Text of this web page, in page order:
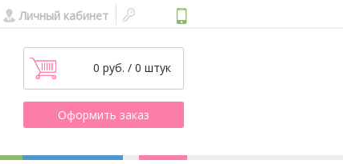
Личный кабинет
0 руб. / 0 штук
Оформить заказ